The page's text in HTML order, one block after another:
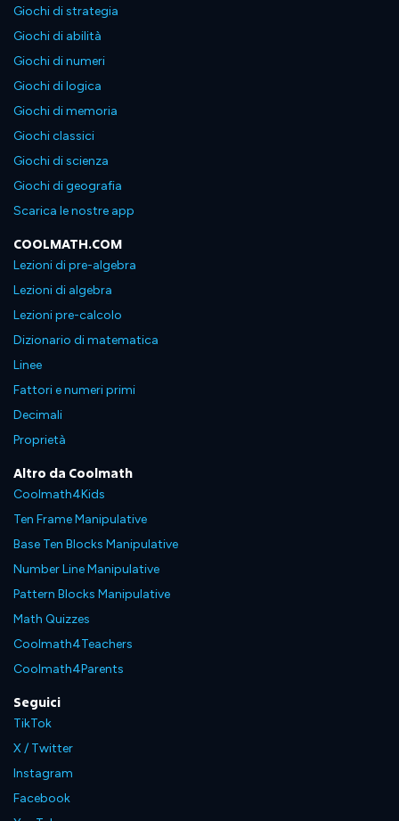
Giochi di strategia
Giochi di abilità
Giochi di numeri
Giochi di logica
Giochi di memoria
Giochi classici
Giochi di scienza
Giochi di geografia
Scarica le nostre app
COOLMATH.COM
Lezioni di pre-algebra
Lezioni di algebra
Lezioni pre-calcolo
Dizionario di matematica
Linee
Fattori e numeri primi
Decimali
Proprietà
Altro da Coolmath
Coolmath4Kids
Ten Frame Manipulative
Base Ten Blocks Manipulative
Number Line Manipulative
Pattern Blocks Manipulative
Math Quizzes
Coolmath4Teachers
Coolmath4Parents
Seguici
TikTok
X / Twitter
Instagram
Facebook